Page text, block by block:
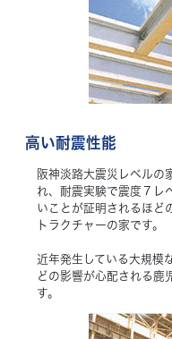
高い耐震性能
阪神淡路大震災レベルの
れ、耐震実験で震度７レ
いことが証明されるほど
トラクチャーの家です。
近年発生している大規模
どの影響が心配される鹿
す。